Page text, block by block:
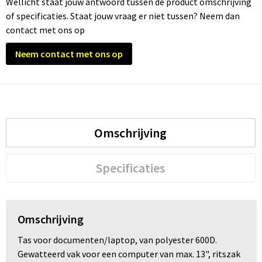
Trolleys
Waterbestendige tassen
of specificaties. Staat jouw vraag er niet tussen? Neem dan
contact met ons op
Neem contact met ons op
Omschrijving
Specificaties
Omschrijving
Tas voor documenten/laptop, van polyester 600D.
Gewatteerd vak voor een computer van max. 13", ritszak